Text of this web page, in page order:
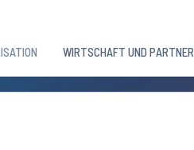
WIRTSCHAFT UND PARTNER